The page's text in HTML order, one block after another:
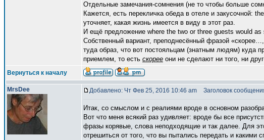
Отдельные замечания-сомнения (не то чтобы больше
Кажется, есть перекличка обеда в отеле и закусочной:
уточняет, какая жизнь имеется в виду в этот раз.
И ещё предложение where the two or three guests would
Собственный вариант, преподнесённый фразой
туда образ, что вот постояльцам (знатным людям) куда
приемлем, то есть скорее они не сделают ни того, ни
Вернуться к началу
MrsDee Добавлено: Чт Фев 25, 2016 10:46 am Заголовок
Итак, со смыслом и с реалиями вроде в основном
Вот что меня всякий раз удивляет: вроде бы все
фразы корявые, слова неподходящие и так далее. Для
отрешиться от того, что вы пытались передать и какими